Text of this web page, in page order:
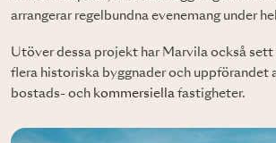
arrangerar regelbundna evenemang under
Utöver dessa projekt har Marvila också sett
flera historiska byggnader och uppförandet
bostads- och kommersiella fastigheter.